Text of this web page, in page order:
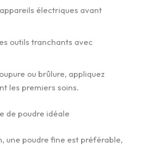
appareils électriques avant
outils tranchants avec
ou brûlure, appliquez
les premiers soins.
de poudre idéale
une poudre fine est préférable,